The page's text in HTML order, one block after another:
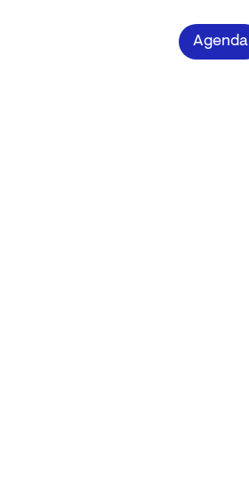
et de l'Image impriméeAgenda